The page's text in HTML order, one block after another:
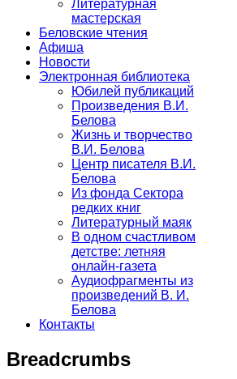
Литературная
мастерская
Беловские чтения
Афиша
Новости
Электронная библиотека
Юбилей публикаций
Произведения В.И.
Белова
Жизнь и творчество
В.И. Белова
Центр писателя В.И.
Белова
Из фонда Сектора
редких книг
Литературный маяк
В одном счастливом
детстве: летняя
онлайн-газета
Аудиофрагменты из
произведений В. И.
Белова
Контакты
Breadcrumbs